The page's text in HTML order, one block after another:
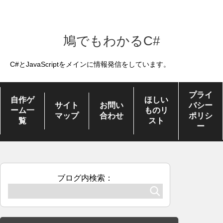
鳩でもわかるC#
C#とJavaScriptをメインに情報発信をしています。
自作ゲ
ーム一
覧
サイト
マップ
お問い
合わせ
ほしい
ものリ
スト
プライ
バシー
ポリシ
ー
ブログ内検索：